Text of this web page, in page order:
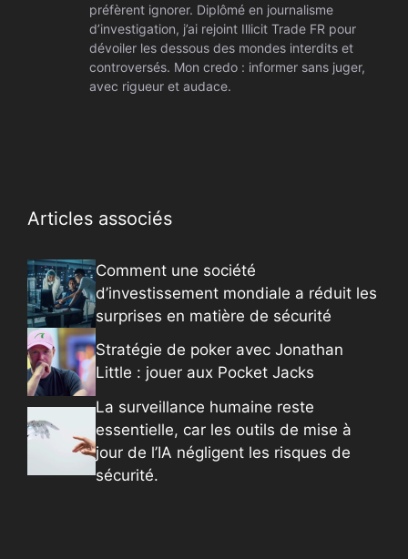
préfèrent ignorer. Diplômé en journalisme
d’investigation, j’ai rejoint Illicit Trade FR pour
dévoiler les dessous des mondes interdits et
controversés. Mon credo : informer sans juger,
avec rigueur et audace.
Articles associés
Comment une société
d’investissement mondiale a réduit les
surprises en matière de sécurité
Stratégie de poker avec Jonathan
Little : jouer aux Pocket Jacks
La surveillance humaine reste
essentielle, car les outils de mise à
jour de l’IA négligent les risques de
sécurité.